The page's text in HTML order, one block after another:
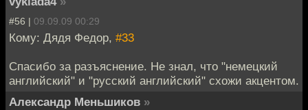
#56 | 09.09.09 00:29
Кому: Дядя Федор, #33
Спасибо за разъяснение. Не знал, что "немецкий
английский" и "русский английский" схожи акцентом.
Александр Меньшиков »